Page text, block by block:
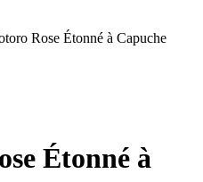
Rose Étonné à Capuche
Étonné à